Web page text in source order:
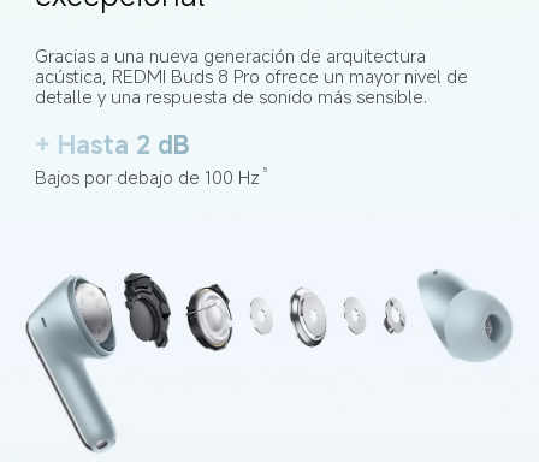
Gracias a una nueva generación de arquitectura
acústica, REDMI Buds 8 Pro ofrece un mayor nivel de
detalle y una respuesta de sonido más sensible.
+ Hasta 2 dB
Bajos por debajo de 100 Hz 5